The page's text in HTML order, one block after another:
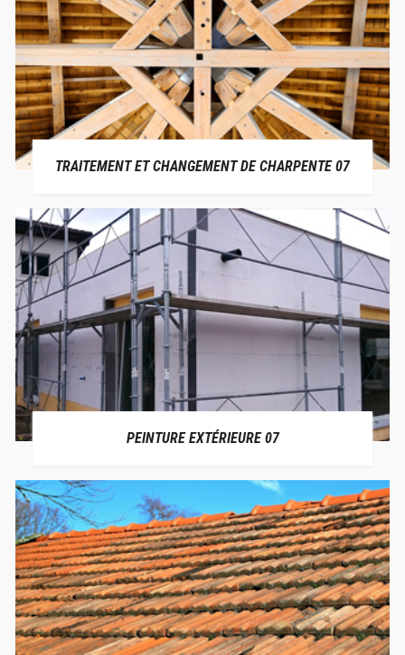
TRAITEMENT ET CHANGEMENT DE CHARPENTE 07
PEINTURE EXTÉRIEURE 07